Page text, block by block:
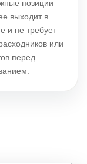
позиции
выходит в
и не требует
или
перед